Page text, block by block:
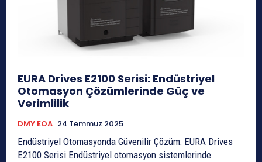
EURA Drives E2100 Serisi: Endüstriyel
Otomasyon Çözümlerinde Güç ve
Verimlilik
DMY EOA 24 Temmuz 2025
Endüstriyel Otomasyonda Güvenilir Çözüm: EURA Drives
E2100 Serisi Endüstriyel otomasyon sistemlerinde